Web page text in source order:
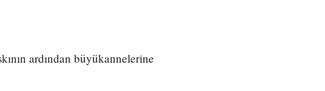
ardından büyükannelerine